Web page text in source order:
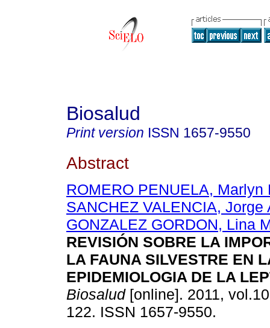
Biosalud
Print version ISSN 1657-9550
Abstract
ROMERO PENUELA, Marlyn
SANCHEZ VALENCIA, Jorge
GONZALEZ GORDON, Lina
REVISIÓN SOBRE LA
LA FAUNA SILVESTRE EN
EPIDEMIOLOGIA DE LA
Biosalud[online]. 2011,
122. ISSN 1657-9550.